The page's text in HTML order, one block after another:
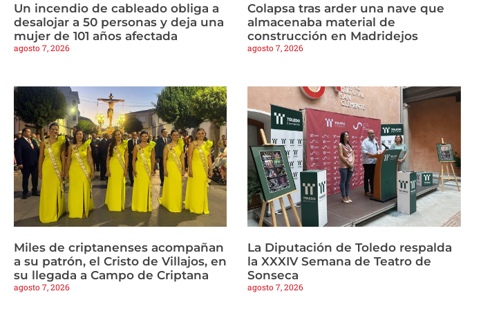
Un incendio de cableado obliga a
desalojar a 50 personas y deja una
mujer de 101 años afectada
agosto 7, 2026
Colapsa tras arder una nave que
almacenaba material de
construcción en Madridejos
agosto 7, 2026
Miles de criptanenses acompañan
a su patrón, el Cristo de Villajos, en
su llegada a Campo de Criptana
agosto 7, 2026
La Diputación de Toledo respalda
la XXXIV Semana de Teatro de
Sonseca
agosto 7, 2026